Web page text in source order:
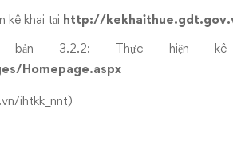
kê khai tại http://
bản 3.2.2: Thực hiện
Homepage.aspx
ihtkk_nnt)